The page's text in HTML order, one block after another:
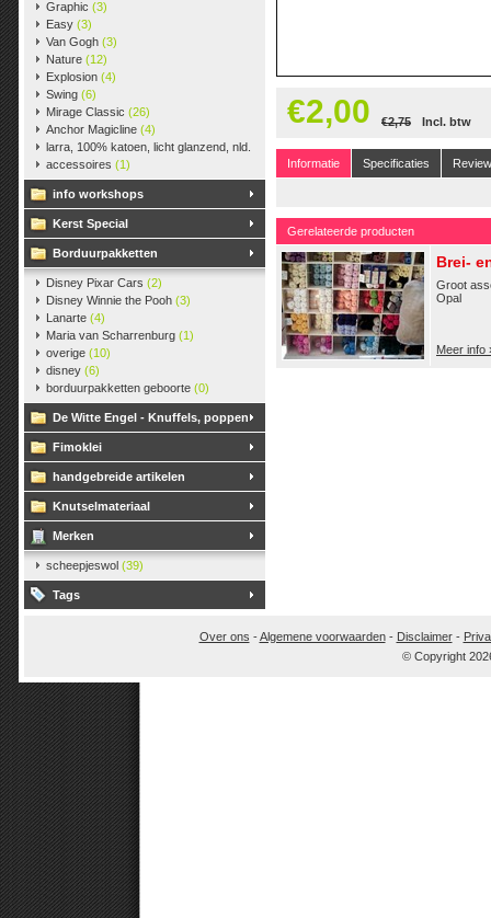
Graphic (3)
Easy (3)
Van Gogh (3)
Nature (12)
Explosion (4)
Swing (6)
Mirage Classic (26)
Anchor Magicline (4)
larra, 100% katoen, licht glanzend, nld. 2,5-3, ca. 125m, 50 gr.(38)
accessoires (1)
info workshops
Kerst Special
Borduurpakketten
Disney Pixar Cars (2)
Disney Winnie the Pooh (3)
Lanarte (4)
Maria van Scharrenburg (1)
overige (10)
disney (6)
borduurpakketten geboorte (0)
De Witte Engel - Knuffels, poppen
Fimoklei
handgebreide artikelen
Knutselmateriaal
Merken
scheepjeswol (39)
Tags
€2,00 €2,75 Incl. btw
Informatie Specificaties
Gerelateerde producten
Brei-
Groot
Opal
Meer info
Over ons -Algemene voorwaarden- Disclaimer-
© Copyright